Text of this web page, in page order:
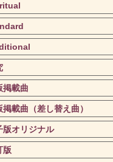
掲載曲
掲載曲（差し替え曲）
版オリジナル
版